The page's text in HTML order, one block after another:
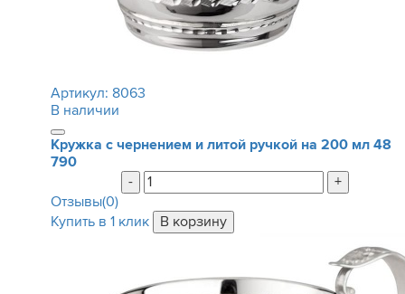
Артикул: 8063
В наличии
Кружка с чернением и литой ручкой на 200 мл 48
790
-
+
Отзывы(0)
Купить в 1 клик